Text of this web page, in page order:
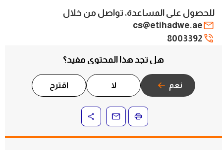
للحصول على المساعدة، تواصل من خلال
cs@etihadwe.ae
8003392
هل تجد هذا المحتوى مفيد؟
نعم لا اقترح